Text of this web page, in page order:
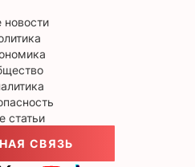
новости
статьи
СВЯЗЬ